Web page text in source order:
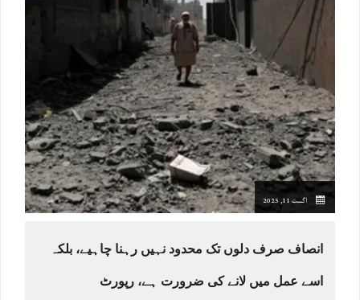
اگست 11, 2025
انصاف صرف دلوں تک محدود نہیں رہنا چاہیے، بلکہ
اسے عمل میں لانے کی ضرورت ہے، رپورٹ